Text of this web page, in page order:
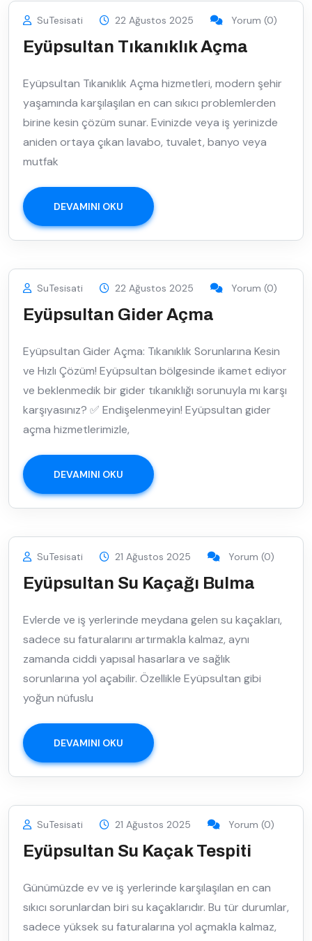
SuTesisati 22 Ağustos 2025 Yorum (0)
Eyüpsultan Tıkanıklık Açma
Eyüpsultan Tıkanıklık Açma hizmetleri, modern şehir
yaşamında karşılaşılan en can sıkıcı problemlerden
birine kesin çözüm sunar. Evinizde veya iş yerinizde
aniden ortaya çıkan lavabo, tuvalet, banyo veya
mutfak
DEVAMINI OKU
SuTesisati 22 Ağustos 2025 Yorum (0)
Eyüpsultan Gider Açma
Eyüpsultan Gider Açma: Tıkanıklık Sorunlarına Kesin
ve Hızlı Çözüm! Eyüpsultan bölgesinde ikamet ediyor
ve beklenmedik bir gider tıkanıklığı sorunuyla mı karşı
karşıyasınız? ✅ Endişelenmeyin! Eyüpsultan gider
açma hizmetlerimizle,
DEVAMINI OKU
SuTesisati 21 Ağustos 2025 Yorum (0)
Eyüpsultan Su Kaçağı Bulma
Evlerde ve iş yerlerinde meydana gelen su kaçakları,
sadece su faturalarını artırmakla kalmaz, aynı
zamanda ciddi yapısal hasarlara ve sağlık
sorunlarına yol açabilir. Özellikle Eyüpsultan gibi
yoğun nüfuslu
DEVAMINI OKU
SuTesisati 21 Ağustos 2025 Yorum (0)
Eyüpsultan Su Kaçak Tespiti
Günümüzde ev ve iş yerlerinde karşılaşılan en can
sıkıcı sorunlardan biri su kaçaklarıdır. Bu tür durumlar,
sadece yüksek su faturalarına yol açmakla kalmaz,